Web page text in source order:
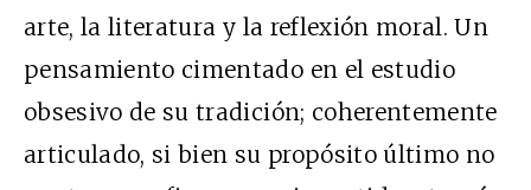
arte, la literatura y la reflexión moral. Un
pensamiento cimentado en el estudio
obsesivo de su tradición; coherentemente
articulado, si bien su propósito último no